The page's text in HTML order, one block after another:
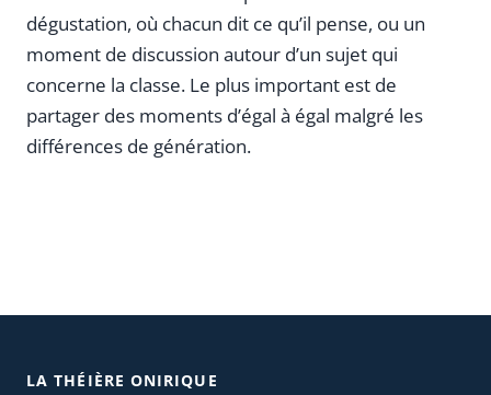
dégustation, où chacun dit ce qu’il pense, ou un
moment de discussion autour d’un sujet qui
concerne la classe. Le plus important est de
partager des moments d’égal à égal malgré les
différences de génération.
LA THÉIÈRE ONIRIQUE